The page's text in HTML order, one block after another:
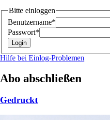
Bitte einloggen
Benutzername*
Passwort*
Hilfe bei Einlog-Problemen
Abo abschließen
Gedruckt